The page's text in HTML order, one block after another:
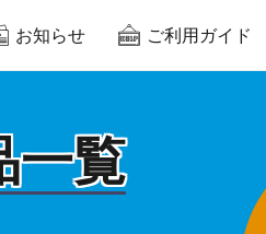
お知らせ ご利用ガイド
一覧